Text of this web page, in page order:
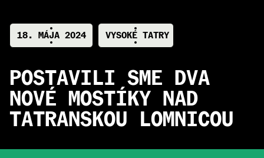
18. MÁJA 2024 VYSOKÉ TATRY
POSTAVILI SME DVA
NOVÉ MOSTÍKY NAD
TATRANSKOU LOMNICOU